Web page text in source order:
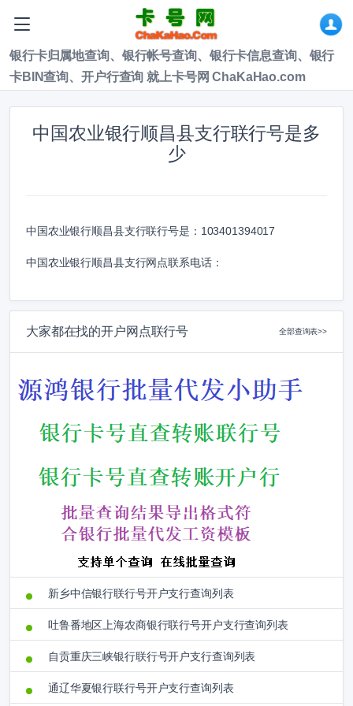
银行卡归属地查询、银行帐号查询、银行卡信息查询、银行
卡BIN查询、开户行查询 就上卡号网 ChaKaHao.com
中国农业银行顺昌县支行联行号是多
少
中国农业银行顺昌县支行联行号是： 103401394017
中国农业银行顺昌县支行网点联系电话：
大家都在找的开户网点联行号 全部查询表>>
新乡中信银行联行号开户支行查询列表
吐鲁番地区上海农商银行联行号开户支行查询列表
自贡重庆三峡银行联行号开户支行查询列表
通辽华夏银行联行号开户支行查询列表